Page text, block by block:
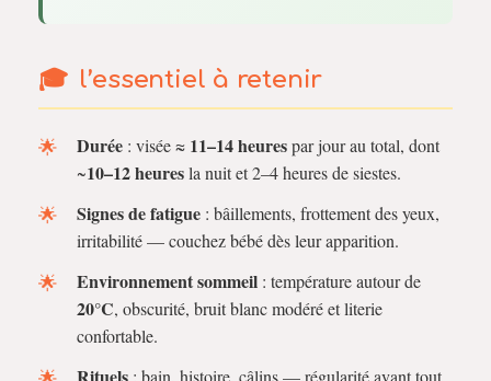
l’essentiel à retenir
Durée : visée ≈ 11–14 heurespar jour au total, dont
~10–12 heuresla nuit et 2–4 heures de siestes.
Signes de fatigue : bâillements, frottement des yeux,
irritabilité — couchez bébé dès leur apparition.
Environnement sommeil : température autour de
20°C, obscurité, bruit blanc modéré et literie
confortable.
Rituels : bain, histoire, câlins — régularité avant tout